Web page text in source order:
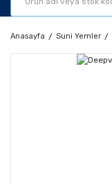
Anasayfa Suni Yemler